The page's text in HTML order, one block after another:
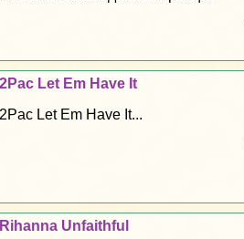
2Pac Let Em Have It
2Pac Let Em Have It...
Rihanna Unfaithful